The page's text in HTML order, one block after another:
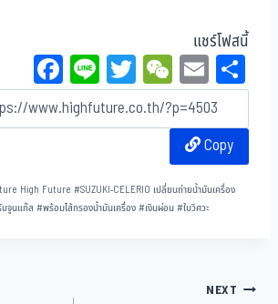
แชร์โฟสนี้
Fa
ce
bo
Li
ne
T
wi
tt
W
eC
ha
t
E
m
ail
Copy
High Future #SUZUKI-CELERIO เปลี่ยนถ่ายน้ำมันเครื่อง
จูนแก๊ส #พร้อมไส้กรองน้ำมันเครื่อง#เงินผ่อน#ใบวิศวะ
NEXT